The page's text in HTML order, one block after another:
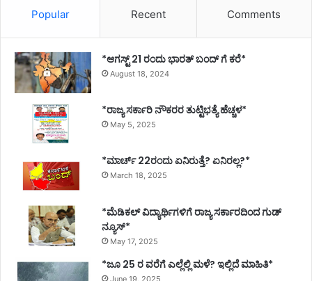
Popular Recent Comments
*ಆಗಸ್ಟ್ 21 ರಂದು ಭಾರತ್‌ ಬಂದ್‌ ಗೆ ಕರೆ*
August 18, 2024
*ರಾಜ್ಯ ಸರ್ಕಾರಿ ನೌಕರರ ತುಟ್ಟಿಭತ್ಯೆ ಹೆಚ್ಚಳ*
May 5, 2025
*ಮಾರ್ಚ್ 22ರಂದು ಏನಿರುತ್ತೆ? ಏನಿರಲ್ಲ?*
March 18, 2025
*ಮೆಡಿಕಲ್ ವಿದ್ಯಾರ್ಥಿಗಳಿಗೆ ರಾಜ್ಯ ಸರ್ಕಾರದಿಂದ ಗುಡ್
ನ್ಯೂಸ್*
May 17, 2025
*ಜೂ 25 ರ ವರೆಗೆ ಎಲ್ಲೆಲ್ಲಿ ಮಳೆ? ಇಲ್ಲಿದೆ ಮಾಹಿತಿ*
June 19, 2025